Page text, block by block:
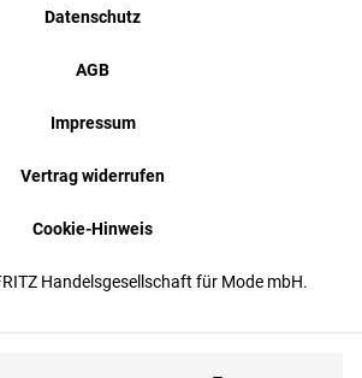
Handelsgesellschaft für Mode mbH.
Datenschutz
AGB
Impressum
Vertrag widerrufen
Cookie-Hinweis